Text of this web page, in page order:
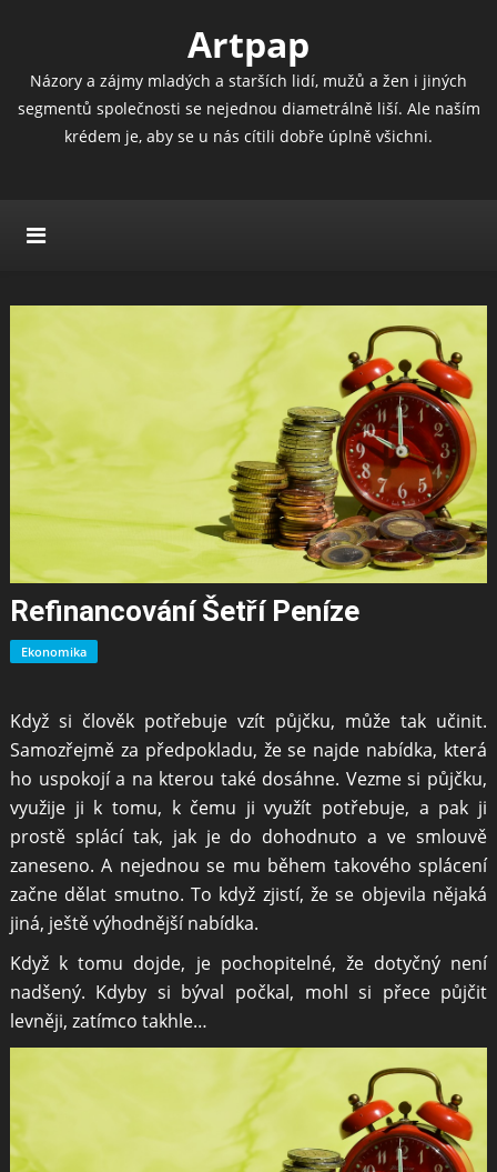
Artpap
Názory a zájmy mladých a starších lidí, mužů a žen i jiných
segmentů společnosti se nejednou diametrálně liší. Ale naším
krédem je, aby se u nás cítili dobře úplně všichni.
Refinancování Šetří Peníze
Ekonomika
Když si člověk potřebuje vzít půjčku, může tak učinit.
Samozřejmě za předpokladu, že se najde nabídka, která
ho uspokojí a na kterou také dosáhne. Vezme si půjčku,
využije ji k tomu, k čemu ji využít potřebuje, a pak ji
prostě splácí tak, jak je do dohodnuto a ve smlouvě
zaneseno. A nejednou se mu během takového splácení
začne dělat smutno. To když zjistí, že se objevila nějaká
jiná, ještě výhodnější nabídka.
Když k tomu dojde, je pochopitelné, že dotyčný není
nadšený. Kdyby si býval počkal, mohl si přece půjčit
levněji, zatímco takhle…